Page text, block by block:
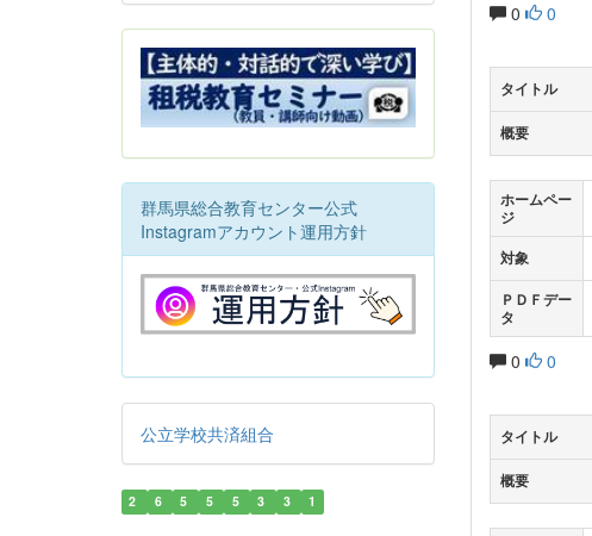
0 0
タイトル
概要
ホームペー
ジ
対象
ＰＤＦデー
タ
0 0
タイトル
概要
群馬県総合教育センター公式
Instagramアカウント運用方針
公立学校共済組合
2 6 5 5 5 3 3 1